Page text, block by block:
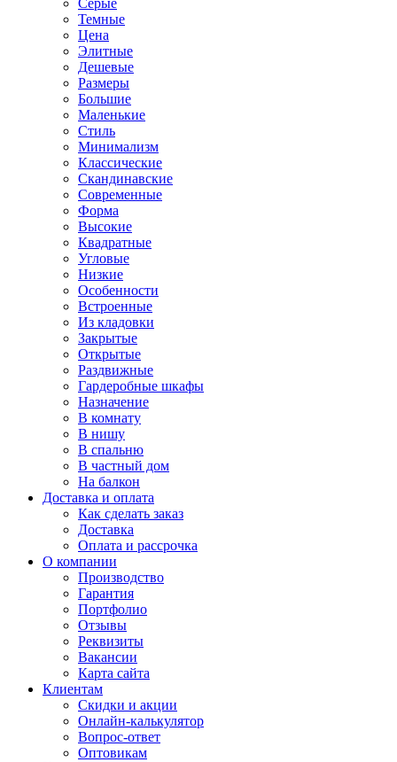
Серые
Темные
Цена
Элитные
Дешевые
Размеры
Большие
Маленькие
Стиль
Минимализм
Классические
Скандинавские
Современные
Форма
Высокие
Квадратные
Угловые
Низкие
Особенности
Встроенные
Из кладовки
Закрытые
Открытые
Раздвижные
Гардеробные шкафы
Назначение
В комнату
В нишу
В спальню
В частный дом
На балкон
Доставка и оплата
Как сделать заказ
Доставка
Оплата и рассрочка
О компании
Производство
Гарантия
Портфолио
Отзывы
Реквизиты
Вакансии
Карта сайта
Клиентам
Скидки и акции
Онлайн-калькулятор
Вопрос-ответ
Оптовикам